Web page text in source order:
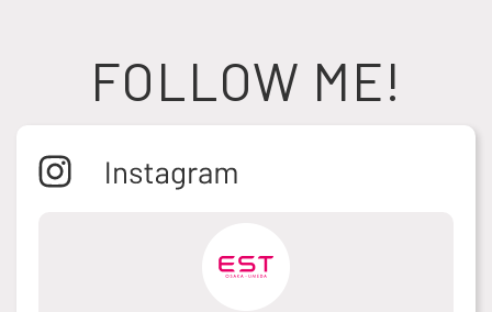
FOLLOW ME!